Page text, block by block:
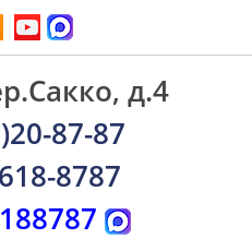
д.4
87-87
8787